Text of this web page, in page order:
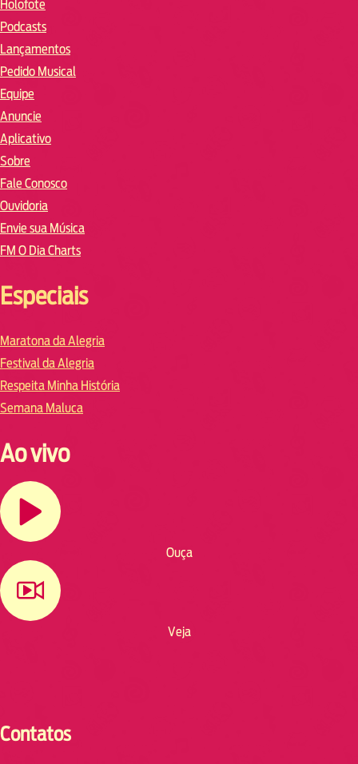
Holofote
Podcasts
Lançamentos
Pedido Musical
Equipe
Anuncie
Aplicativo
Sobre
Fale Conosco
Ouvidoria
Envie sua Música
FM O Dia Charts
Especiais
Maratona da Alegria
Festival da Alegria
Respeita Minha História
Semana Maluca
Ao vivo
Ouça
Veja
Contatos